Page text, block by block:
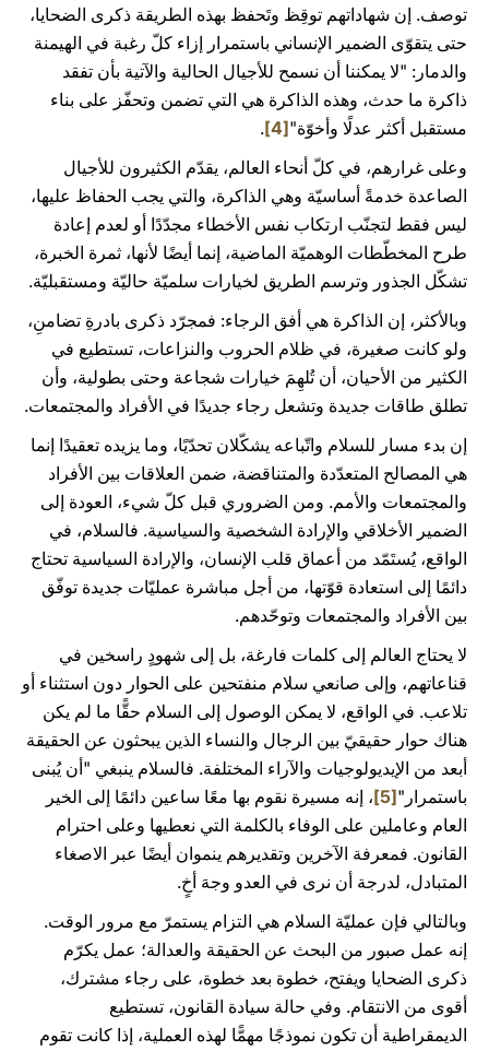
توصف. إن شهاداتهم توقِظ وتَحفظ بهذه الطريقة ذكرى الضحايا،
حتى يتقوّى الضمير الإنساني باستمرار إزاء كلّ رغبة في الهيمنة
والدمار: "لا يمكننا أن نسمح للأجيال الحالية والآتية بأن تفقد
ذاكرة ما حدث، وهذه الذاكرة هي التي تضمن وتحفّز على بناء
مستقبل أكثر عدلًا وأخوّة"[4]
.
وعلى غرارهم، في كلّ أنحاء العالم، يقدّم الكثيرون للأجيال
الصاعدة خدمةً أساسيّة وهي الذاكرة، والتي يجب الحفاظ عليها،
ليس فقط لتجنّب ارتكاب نفس الأخطاء مجدّدًا أو لعدم إعادة
طرح المخطّطات الوهميّة الماضية، إنما أيضًا لأنها، ثمرة الخبرة،
تشكّل الجذور وترسم الطريق لخيارات سلميّة حاليّة ومستقبليّة.
وبالأكثر، إن الذاكرة هي أفق الرجاء: فمجرّد ذكرى بادرةِ تضامنِ،
ولو كانت صغيرة، في ظلام الحروب والنزاعات، تستطيع في
الكثير من الأحيان، أن تُلهِمَ خيارات شجاعة وحتى بطولية، وأن
تطلق طاقات جديدة وتشعل رجاء جديدًا في الأفراد والمجتمعات.
إن بدء مسار للسلام واتّباعه يشكّلان تحدّيًا، وما يزيده تعقيدًا إنما
هي المصالح المتعدّدة والمتناقضة، ضمن العلاقات بين الأفراد
والمجتمعات والأمم. ومن الضروري قبل كلّ شيء، العودة إلى
الضمير الأخلاقي والإرادة الشخصية والسياسية. فالسلام، في
الواقع، يُستَمّد من أعماق قلب الإنسان، والإرادة السياسية تحتاج
دائمًا إلى استعادة قوّتها، من أجل مباشرة عمليّات جديدة توفّق
بين الأفراد والمجتمعات وتوحّدهم.
لا يحتاج العالم إلى كلمات فارغة، بل إلى شهودٍ راسخين في
قناعاتهم، وإلى صانعي سلام منفتحين على الحوار دون استثناء أو
تلاعب. في الواقع، لا يمكن الوصول إلى السلام حقًّا ما لم يكن
هناك حوار حقيقيّ بين الرجال والنساء الذين يبحثون عن الحقيقة
أبعد من الإيديولوجيات والآراء المختلفة. فالسلام ينبغي "أن يُبنى
باستمرار"[5]
، إنه مسيرة نقوم بها معًا ساعين دائمًا إلى الخير
العام وعاملين على الوفاء بالكلمة التي نعطيها وعلى احترام
القانون. فمعرفة الآخرين وتقديرهم ينموان أيضًا عبر الاصغاء
المتبادل، لدرجة أن نرى في العدو وجهَ أخٍ.
وبالتالي فإن عمليّة السلام هي التزام يستمرّ مع مرور الوقت.
إنه عمل صبور من البحث عن الحقيقة والعدالة؛ عمل يكرّم
ذكرى الضحايا ويفتح، خطوة بعد خطوة، على رجاء مشترك،
أقوى من الانتقام. وفي حالة سيادة القانون، تستطيع
الديمقراطية أن تكون نموذجًا مهمًّا لهذه العملية، إذا كانت تقوم